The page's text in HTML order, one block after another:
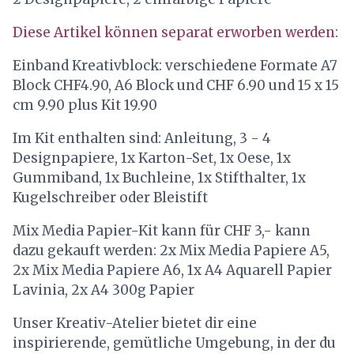
Diese Artikel können separat erworben werden:
Einband Kreativblock: verschiedene Formate A7
Block CHF4.90, A6 Block und CHF 6.90 und 15 x 15
cm 9.90 plus Kit 19.90
Im Kit enthalten sind: Anleitung, 3 - 4
Designpapiere, 1x Karton-Set, 1x Oese, 1x
Gummiband, 1x Buchleine, 1x Stifthalter, 1x
Kugelschreiber oder Bleistift
Mix Media Papier-Kit kann für CHF 3,- kann
dazu gekauft werden: 2x Mix Media Papiere A5,
2x Mix Media Papiere A6, 1x A4 Aquarell Papier
Lavinia, 2x A4 300g Papier
Unser Kreativ-Atelier bietet dir eine
inspirierende, gemütliche Umgebung, in der du